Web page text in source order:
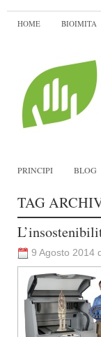
HOME BIOIMITA
PRINCIPI BLOG
TAG
9 Agosto 2014